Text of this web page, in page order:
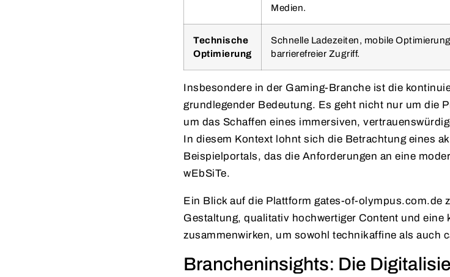
Medien.
Technische
Optimierung
Schnelle Ladezeiten, mobile
barrierefreier Zugriff.
Insbesondere in der Gaming-Branche ist die
grundlegender Bedeutung. Es geht nicht nur um die
um das Schaffen eines immersiven,
In diesem Kontext lohnt sich die Betrachtung eines
Beispielportals, das die Anforderungen an eine
wEbSiTe.
Ein Blick auf die Plattform gates-of-olympus.com.de
Gestaltung, qualitativ hochwertiger Content und eine
zusammenwirken, um sowohl technikaffine als auch
Brancheninsights: Die